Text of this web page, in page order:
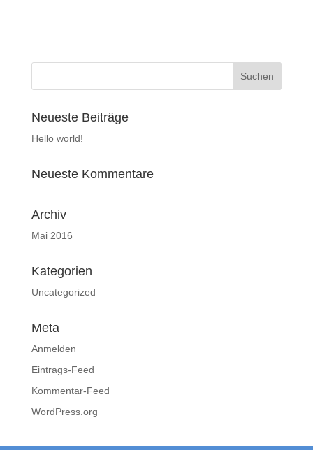
Neueste Beiträge
Hello world!
Neueste Kommentare
Archiv
Mai 2016
Kategorien
Uncategorized
Meta
Anmelden
Eintrags-Feed
Kommentar-Feed
WordPress.org